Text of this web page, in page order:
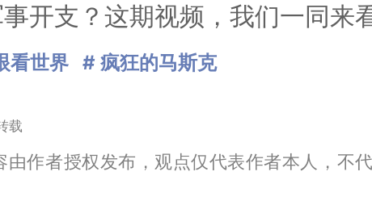
开支？这期视频，我们一同来看
看世界 # 疯狂的马斯克
载
由作者授权发布，观点仅代表作者本人，不